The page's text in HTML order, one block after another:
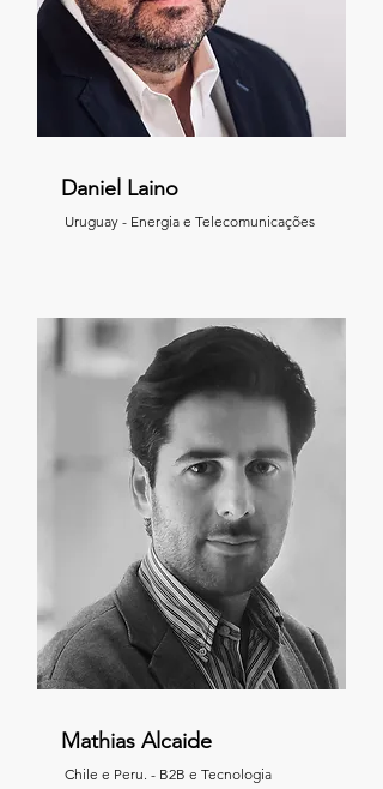
Daniel Laino
Uruguay - Energia e Telecomunicações
Mathias Alcaide
Chile e Peru. - B2B e Tecnologia